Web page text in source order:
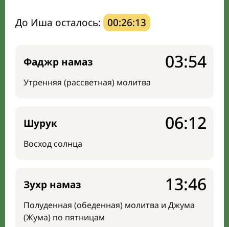
До Иша осталось: 00:26:12
Фаджр намаз
Утренняя (рассветная) молитва
03:54
Шурук
Восход солнца
06:12
Зухр намаз
Полуденная (обеденная) молитва и Джума
(Жума) по пятницам
13:46